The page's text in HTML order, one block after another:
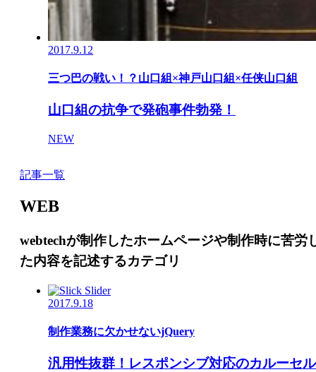
2017.9.12
三つ巴の戦い！？山口組×神戸山口組×任侠山口組
山口組の抗争で発砲事件勃発！
NEW
記事一覧
WEB
webtechが制作したホームページや制作時に苦労
た内容を記述するカテゴリ
2017.9.18
制作業務に欠かせないjQuery
汎用性抜群！レスポンシブ対応のカルーセル